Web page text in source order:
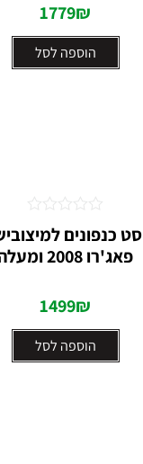
1779₪
הוספה לסל
סט כנפונים
פאג'רו 2008 ומעלה
1499₪
הוספה לסל
0
5